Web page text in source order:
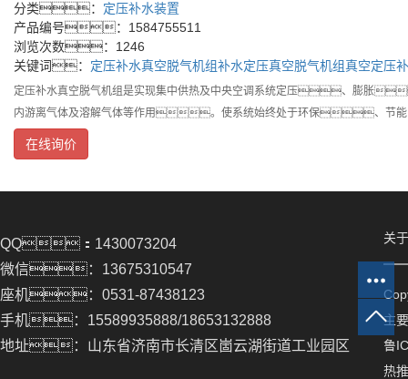
分类： 定压补水装置
产品编号：1584755511
浏览次数：1246
关键词： 定压补水真空脱气机组补水定压真空脱气机组真空定压
定压补水真空脱气机组是实现集中供热及中央空调系统定压、膨胀
内游离气体及溶解气体等作用。使系统始终处于环保
在线询价
QQ：1430073204
微信：13675310547
座机：0531-87438123
手机：15589935888/18653132888
地址：山东省济南市长清区崮云湖街道工业园区
关
主
鲁
热